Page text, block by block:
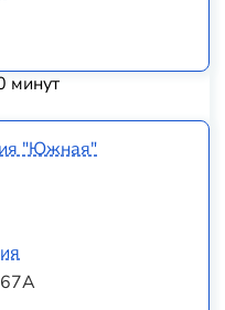
минут
"Южная"
67А